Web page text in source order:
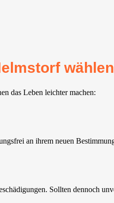
wählen
das Leben leichter machen:
an ihrem neuen
Sollten dennoch